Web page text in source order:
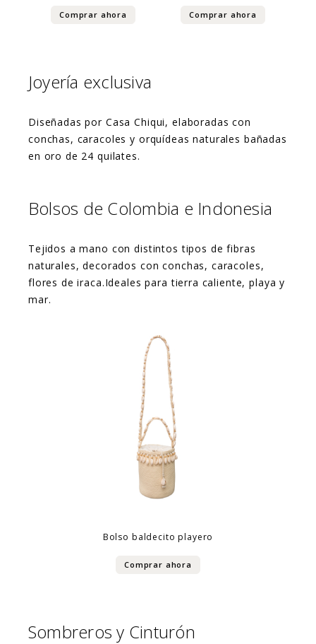
Comprar ahora Comprar ahora
Joyería exclusiva
Diseñadas por Casa Chiqui, elaboradas con
conchas, caracoles y orquídeas naturales bañadas
en oro de 24 quilates.
Bolsos de Colombia e Indonesia
Tejidos a mano con distintos tipos de fibras
naturales, decorados con conchas, caracoles,
flores de iraca.Ideales para tierra caliente, playa y
mar.
Bolso baldecito playero
Comprar ahora
Sombreros y Cinturón